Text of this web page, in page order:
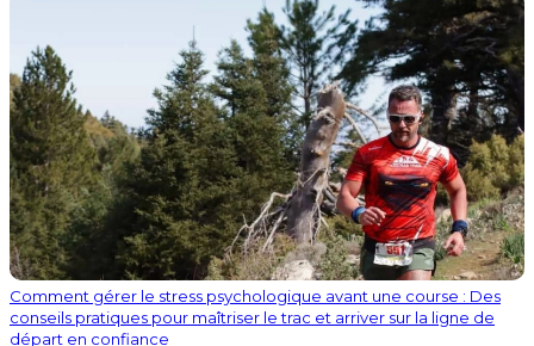
Comment gérer le stress psychologique avant une course : Des
conseils pratiques pour maîtriser le trac et arriver sur la ligne de
départ en confiance